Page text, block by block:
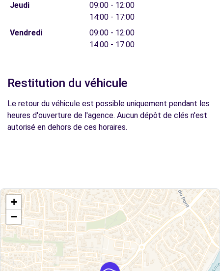
Jeudi
09:00 - 12:00
14:00 - 17:00
Vendredi
09:00 - 12:00
14:00 - 17:00
Restitution du véhicule
Le retour du véhicule est possible uniquement pendant les
heures d'ouverture de l'agence. Aucun dépôt de clés n'est
autorisé en dehors de ces horaires.
+
−